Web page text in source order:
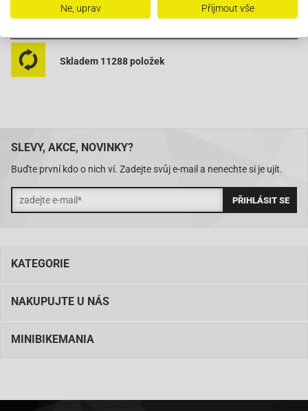
Na trhu od roku 2007
Skladem 11288 položek
SLEVY, AKCE, NOVINKY?
Buďte první kdo o nich ví. Zadejte svůj e-mail a nenechte si je ujít.
KATEGORIE
NAKUPUJTE U NÁS
MINIBIKEMANIA
Ne, uprav Přijmout vše